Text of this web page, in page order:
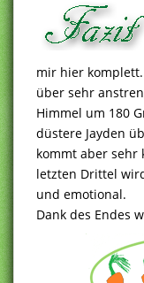
mir hier
über sehr
Himmel um 180
düstere Jayden
kommt aber sehr
letzten Drittel
und emotional.
Dank des Endes